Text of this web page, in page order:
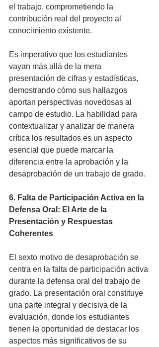
el trabajo, comprometiendo la
contribución real del proyecto al
conocimiento existente.
Es imperativo que los estudiantes
vayan más allá de la mera
presentación de cifras y estadísticas,
demostrando cómo sus hallazgos
aportan perspectivas novedosas al
campo de estudio. La habilidad para
contextualizar y analizar de manera
crítica los resultados es un aspecto
esencial que puede marcar la
diferencia entre la aprobación y la
desaprobación de un trabajo de grado.
6. Falta de Participación Activa en la
Defensa Oral: El Arte de la
Presentación y Respuestas
Coherentes
El sexto motivo de desaprobación se
centra en la falta de participación activa
durante la defensa oral del trabajo de
grado. La presentación oral constituye
una parte integral y decisiva de la
evaluación, donde los estudiantes
tienen la oportunidad de destacar los
aspectos más significativos de su